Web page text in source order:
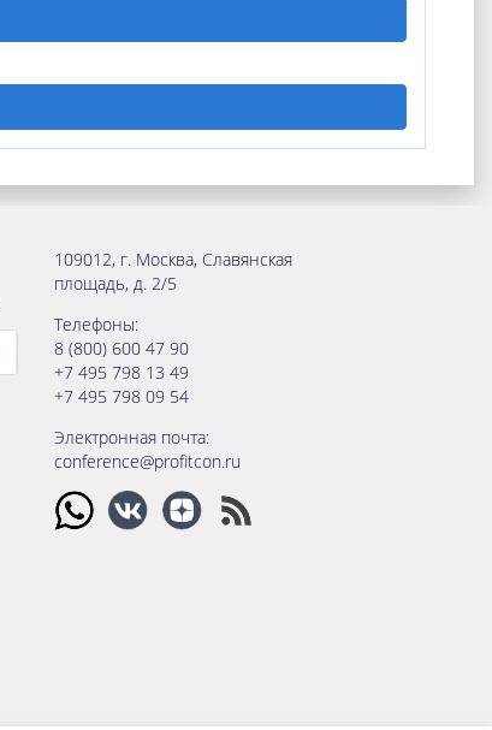
109012, г. Москва, Славянская
площадь, д. 2/5
Телефоны:
8 (800) 600 47 90
+7 495 798 13 49
+7 495 798 09 54
Электронная почта:
conference@profitcon.ru